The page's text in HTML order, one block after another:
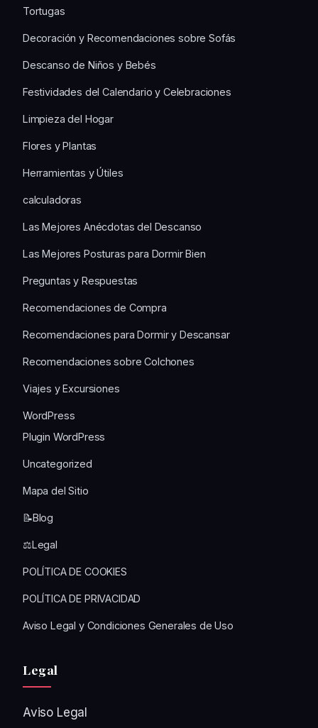
Tortugas
Decoración y Recomendaciones sobre Sofás
Descanso de Niños y Bebés
Festividades del Calendario y Celebraciones
Limpieza del Hogar
Flores y Plantas
Herramientas y Útiles
calculadoras
Las Mejores Anécdotas del Descanso
Las Mejores Posturas para Dormir Bien
Preguntas y Respuestas
Recomendaciones de Compra
Recomendaciones para Dormir y Descansar
Recomendaciones sobre Colchones
Viajes y Excursiones
WordPress
Plugin WordPress
Uncategorized
Mapa del Sitio
📝Blog
⚖️Legal
POLÍTICA DE COOKIES
POLÍTICA DE PRIVACIDAD
Aviso Legal y Condiciones Generales de Uso
Legal
Aviso Legal